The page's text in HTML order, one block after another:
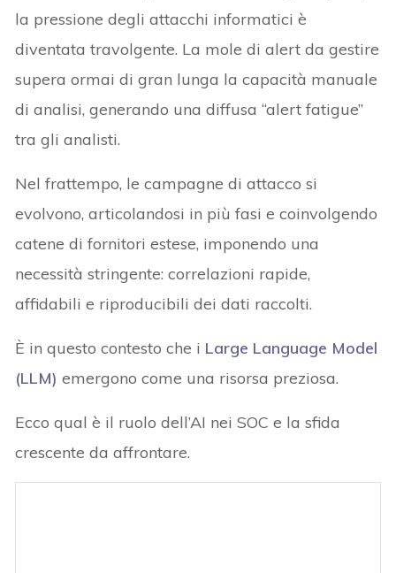
la pressione degli attacchi informatici è
diventata travolgente. La mole di alert da gestire
supera ormai di gran lunga la capacità manuale
di analisi, generando una diffusa “alert fatigue”
tra gli analisti.
Nel frattempo, le campagne di attacco si
evolvono, articolandosi in più fasi e coinvolgendo
catene di fornitori estese, imponendo una
necessità stringente: correlazioni rapide,
affidabili e riproducibili dei dati raccolti.
È in questo contesto che i Large Language Model
(LLM) emergono come una risorsa preziosa.
Ecco qual è il ruolo dell’AI nei SOC e la sfida
crescente da affrontare.